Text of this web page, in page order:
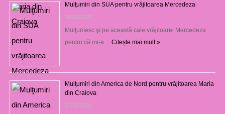
Mulţumiri din SUA pentru vrăjitoarea Mercedeza
08/08/2026
Mulţumesc şi pe această cale vrăjitoarei Mercedeza
pentru că mi-a … Citește mai mult »
Mulţumiri din America de Nord pentru vrăjitoarea Maria
din Craiova
07/08/2026